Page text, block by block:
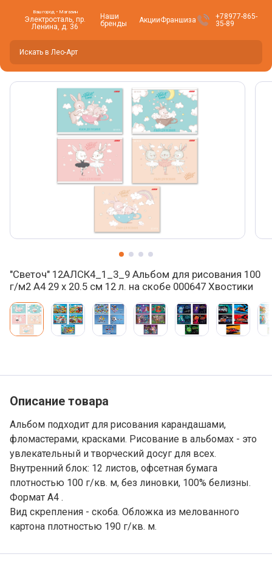
Ваш город • Магазин
Электросталь, пр.
Ленина, д. 36
Наши
бренды
АкцииФраншиза
+78977-865-
35-89
"Светоч" 12АЛСК4_1_3_9 Альбом для рисования 100
г/м2 A4 29 х 20.5 см 12 л. на скобе 000647 Хвостики
Варианты товара, краткая характеристика
Фото товара
Описание товара
Альбом подходит для рисования карандашами,
фломастерами, красками. Рисование в альбомах - это
увлекательный и творческий досуг для всех.
Внутренний блок: 12 листов, офсетная бумага
плотностью 100 г/кв. м, без линовки, 100% белизны.
Формат А4 .
Вид скрепления - скоба. Обложка из мелованного
картона плотностью 190 г/кв. м.